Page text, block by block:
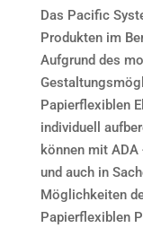
Das Pacific
Produkten im
Aufgrund des
Papierflexiblen
individuell
können mit
und auch in
Möglichkeiten
Papierflexiblen